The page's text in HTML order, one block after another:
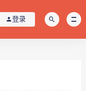
登录